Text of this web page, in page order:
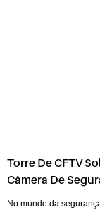
Torre De CFTV
Câmera De
No mundo da